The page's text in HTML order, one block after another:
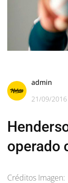
admin
21/09/2016
operado
Créditos Imagen: